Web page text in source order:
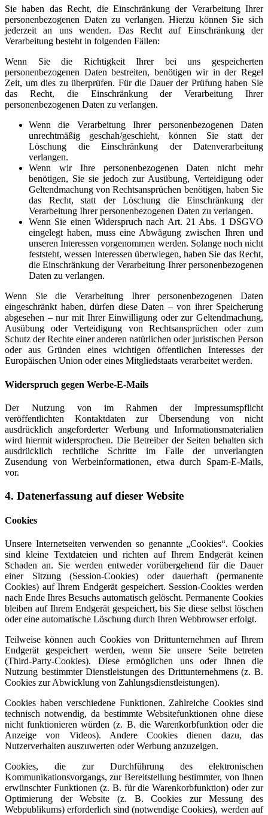
Sie haben das Recht, die Einschränkung der Verarbeitung Ihrer
personenbezogenen Daten zu verlangen. Hierzu können Sie sich
jederzeit an uns wenden. Das Recht auf Einschränkung der
Verarbeitung besteht in folgenden Fällen:
Wenn Sie die Richtigkeit Ihrer bei uns gespeicherten
personenbezogenen Daten bestreiten, benötigen wir in der Regel
Zeit, um dies zu überprüfen. Für die Dauer der Prüfung haben Sie
das Recht, die Einschränkung der Verarbeitung Ihrer
personenbezogenen Daten zu verlangen.
Wenn die Verarbeitung Ihrer personenbezogenen Daten
unrechtmäßig geschah/geschieht, können Sie statt der
Löschung die Einschränkung der Datenverarbeitung
verlangen.
Wenn wir Ihre personenbezogenen Daten nicht mehr
benötigen, Sie sie jedoch zur Ausübung, Verteidigung oder
Geltendmachung von Rechtsansprüchen benötigen, haben Sie
das Recht, statt der Löschung die Einschränkung der
Verarbeitung Ihrer personenbezogenen Daten zu verlangen.
Wenn Sie einen Widerspruch nach Art. 21 Abs. 1 DSGVO
eingelegt haben, muss eine Abwägung zwischen Ihren und
unseren Interessen vorgenommen werden. Solange noch nicht
feststeht, wessen Interessen überwiegen, haben Sie das Recht,
die Einschränkung der Verarbeitung Ihrer personenbezogenen
Daten zu verlangen.
Wenn Sie die Verarbeitung Ihrer personenbezogenen Daten
eingeschränkt haben, dürfen diese Daten – von ihrer Speicherung
abgesehen – nur mit Ihrer Einwilligung oder zur Geltendmachung,
Ausübung oder Verteidigung von Rechtsansprüchen oder zum
Schutz der Rechte einer anderen natürlichen oder juristischen Person
oder aus Gründen eines wichtigen öffentlichen Interesses der
Europäischen Union oder eines Mitgliedstaats verarbeitet werden.
Widerspruch gegen Werbe-E-Mails
Der Nutzung von im Rahmen der Impressumspflicht
veröffentlichten Kontaktdaten zur Übersendung von nicht
ausdrücklich angeforderter Werbung und Informationsmaterialien
wird hiermit widersprochen. Die Betreiber der Seiten behalten sich
ausdrücklich rechtliche Schritte im Falle der unverlangten
Zusendung von Werbeinformationen, etwa durch Spam-E-Mails,
vor.
4. Datenerfassung auf dieser Website
Cookies
Unsere Internetseiten verwenden so genannte „Cookies“. Cookies
sind kleine Textdateien und richten auf Ihrem Endgerät keinen
Schaden an. Sie werden entweder vorübergehend für die Dauer
einer Sitzung (Session-Cookies) oder dauerhaft (permanente
Cookies) auf Ihrem Endgerät gespeichert. Session-Cookies werden
nach Ende Ihres Besuchs automatisch gelöscht. Permanente Cookies
bleiben auf Ihrem Endgerät gespeichert, bis Sie diese selbst löschen
oder eine automatische Löschung durch Ihren Webbrowser erfolgt.
Teilweise können auch Cookies von Drittunternehmen auf Ihrem
Endgerät gespeichert werden, wenn Sie unsere Seite betreten
(Third-Party-Cookies). Diese ermöglichen uns oder Ihnen die
Nutzung bestimmter Dienstleistungen des Drittunternehmens (z. B.
Cookies zur Abwicklung von Zahlungsdienstleistungen).
Cookies haben verschiedene Funktionen. Zahlreiche Cookies sind
technisch notwendig, da bestimmte Websitefunktionen ohne diese
nicht funktionieren würden (z. B. die Warenkorbfunktion oder die
Anzeige von Videos). Andere Cookies dienen dazu, das
Nutzerverhalten auszuwerten oder Werbung anzuzeigen.
Cookies, die zur Durchführung des elektronischen
Kommunikationsvorgangs, zur Bereitstellung bestimmter, von Ihnen
erwünschter Funktionen (z. B. für die Warenkorbfunktion) oder zur
Optimierung der Website (z. B. Cookies zur Messung des
Webpublikums) erforderlich sind (notwendige Cookies), werden auf